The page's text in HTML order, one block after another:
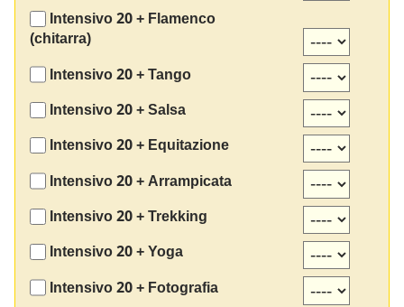
Intensivo 20 + Flamenco
(chitarra)
Intensivo 20 + Tango
Intensivo 20 + Salsa
Intensivo 20 + Equitazione
Intensivo 20 + Arrampicata
Intensivo 20 + Trekking
Intensivo 20 + Yoga
Intensivo 20 + Fotografia